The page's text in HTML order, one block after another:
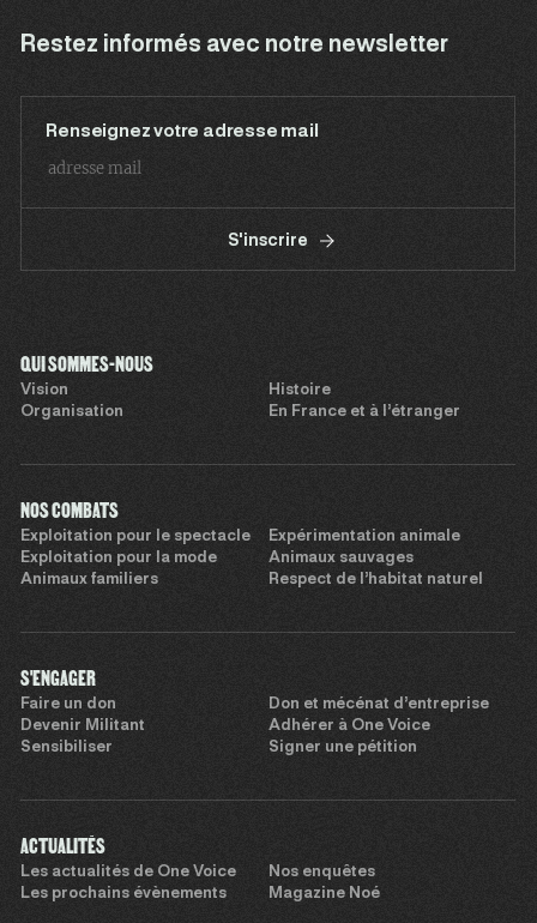
Restez informés avec notre newsletter
Renseignez votre adresse mail
S'inscrire
QUI SOMMES-NOUS
Vision
Histoire
Organisation
En France et à l’étranger
NOS COMBATS
Exploitation pour le spectacle
Expérimentation animale
Exploitation pour la mode
Animaux sauvages
Animaux familiers
Respect de l’habitat naturel
S'ENGAGER
Faire un don
Don et mécénat d’entreprise
Devenir Militant
Adhérer à One Voice
Sensibiliser
Signer une pétition
ACTUALITÉS
Les actualités de One Voice
Nos enquêtes
Les prochains évènements
Magazine Noé